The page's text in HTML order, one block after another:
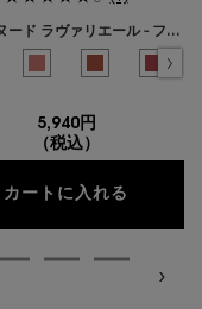
19
ラッチ、3/19
ュール ミニ クラッチ、4/19
のカラー クチュール ミニ ク
スパー のカラー クチュール
ロウ のカラー クチュール ミ
ポンティーニ リリー のカラ
700 - オーバー ノアール の
710 - オーバー ブ
選択済み
720 - キャ
クラッチ
44 - ヌード ラヴァリエール - フレンチモードなミルキーピンク -
- ヌード ラヴァリエール - フ
1 - アンドレスド ピンク
610 - ヌード チ
選択済
530 -
5,940円
（税込）
カートに入れる